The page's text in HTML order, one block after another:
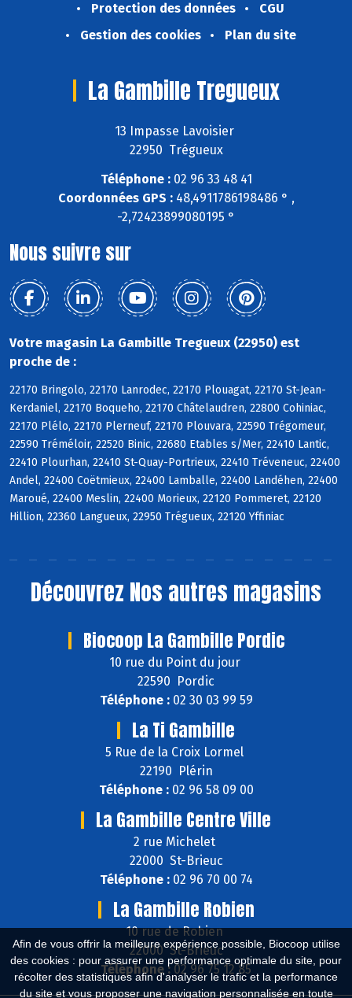
Afin de vous offrir la meilleure expérience possible, Biocoop utilise
des cookies : pour assurer une performance optimale du site, pour
récolter des statistiques afin d'analyser le trafic et la performance
du site et vous proposer une navigation personnalisée en toute
Protection des données
CGU
Gestion des cookies
Plan du site
La Gambille Tregueux
13 Impasse Lavoisier
22950 Trégueux
Téléphone :02 96 33 48 41
Coordonnées GPS :48,4911786198486 ° ,
-2,72423899080195 °
Nous suivre sur
Votre magasin La Gambille Tregueux (22950) est
proche de :
22170 Bringolo, 22170 Lanrodec, 22170 Plouagat, 22170 St-Jean-
Kerdaniel, 22170 Boqueho, 22170 Châtelaudren, 22800 Cohiniac,
22170 Plélo, 22170 Plerneuf, 22170 Plouvara, 22590 Trégomeur,
22590 Tréméloir, 22520 Binic, 22680 Etables s/Mer, 22410 Lantic,
22410 Plourhan, 22410 St-Quay-Portrieux, 22410 Tréveneuc, 22400
Andel, 22400 Coëtmieux, 22400 Lamballe, 22400 Landéhen, 22400
Maroué, 22400 Meslin, 22400 Morieux, 22120 Pommeret, 22120
Hillion, 22360 Langueux, 22950 Trégueux, 22120 Yffiniac
Découvrez Nos autres magasins
Biocoop La Gambille Pordic
10 rue du Point du jour
22590 Pordic
Téléphone :02 30 03 99 59
La Ti Gambille
5 Rue de la Croix Lormel
22190 Plérin
Téléphone :02 96 58 09 00
La Gambille Centre Ville
2 rue Michelet
22000 St-Brieuc
Téléphone :02 96 70 00 74
La Gambille Robien
10 rue de Robien
22000 St-Brieuc
Téléphone : 02 96 75 12 85